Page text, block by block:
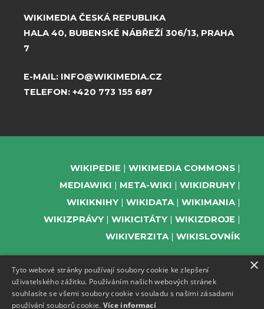
WIKIMEDIA ČESKÁ REPUBLIKA
HALA 40, BUBENSKÉ NÁBŘEŽÍ 306/13, PRAHA
7
E-MAIL: INFO@WIKIMEDIA.CZ
TELEFON: +420 773 155 687
WIKIPEDIE
WIKIMEDIA COMMONS
MEDIAWIKI
META-WIKI
WIKIDRUHY
WIKIKNIHY
WIKIDATA
WIKIMANIA
WIKIZPRÁVY
WIKICITÁTY
WIKIZDROJE
WIKIVERZITA
WIKISLOVNÍK
PODPOŘTE NÁS
ODEBÍREJTE NEWSLETTER
×
Tyto webové stránky používají soubory cookie ke zlepšení
uživatelského zážitku. Používáním našich webových stránek
souhlasíte se všemi soubory cookie v souladu s našimi zásadami
používání souborů cookie. Více informací